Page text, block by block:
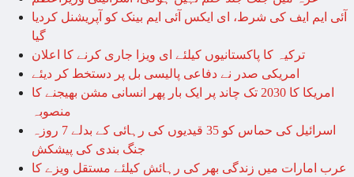
آئی ایم ایف کی شرط، ای ایکس آئی ایم بینک کو آپریشنل کردیا
گیا
ترکیہ کا پاکستانیوں کیلئے ای ویزا جاری کرنے کا اعلان
امریکی صدر نے دفاعی پالیسی بل پر دستخط کر دیئے
امریکا کا 2030 تک چاند پر ایک بار پھر انسانی مشن بھیجنے کا
منصوبہ
اسرائیل کی حماس کو 35 قیدیوں کی رہائی کے بدلے 7 روزہ
جنگ بندی کی پیشکش
عرب امارات میں زندگی بھر کی رہائش کیلئے مستقل ویزے کا